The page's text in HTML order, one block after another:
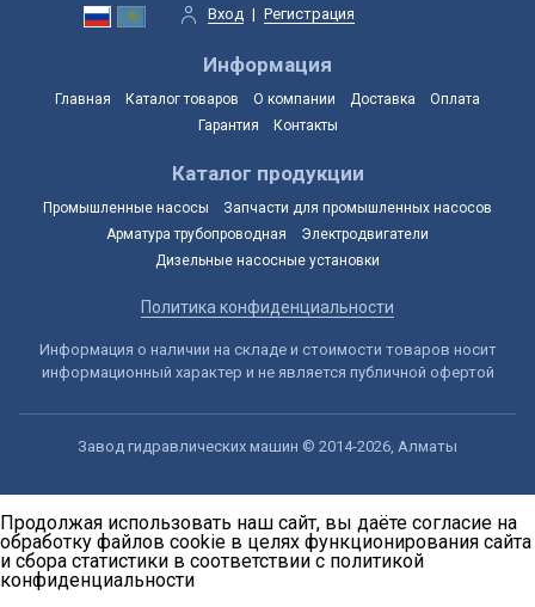
Вход | Регистрация
Информация
Главная Каталог товаров О компании Доставка
Оплата
Гарантия
Контакты
Каталог продукции
Промышленные насосы
Запчасти для промышленных насосов
Арматура трубопроводная
Электродвигатели
Дизельные насосные установки
Политика конфиденциальности
Информация о наличии на складе и стоимости товаров носит
информационный характер и не является публичной офертой
Завод гидравлических машин © 2014-2026, Алматы
Продолжая использовать наш сайт, вы даёте согласие на
обработку файлов cookie в целях функционирования сайта
и сбора статистики в соответствии с политикой
конфиденциальности